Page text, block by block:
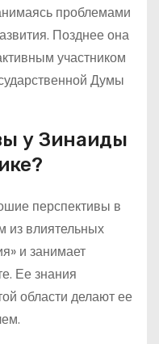
проблемами
Позднее она
участником
Думы
у Зинаиды
перспективы в
из влиятельных
и занимает
Ее знания
области делают ее